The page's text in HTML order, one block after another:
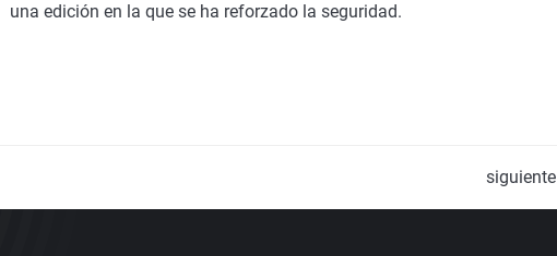
una edición en la que se ha reforzado la seguridad.
siguiente